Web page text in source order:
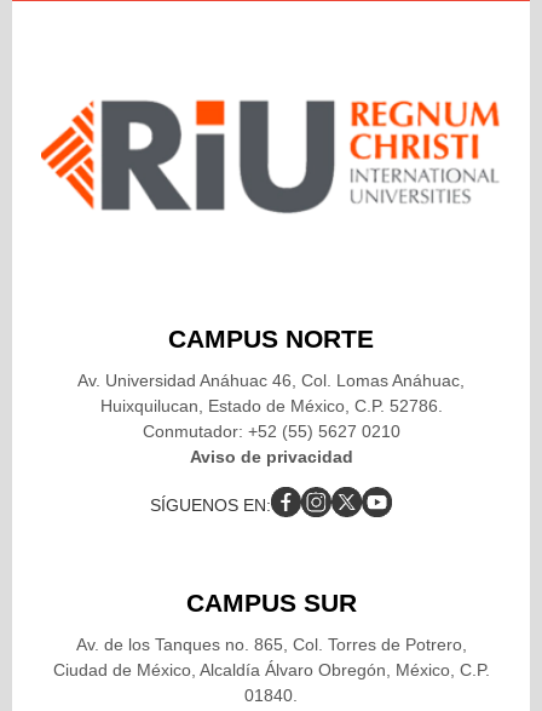
CAMPUS NORTE
Av. Universidad Anáhuac 46, Col. Lomas Anáhuac,
Huixquilucan, Estado de México, C.P. 52786.
Conmutador: +52 (55) 5627 0210
Aviso de privacidad
SÍGUENOS EN:
CAMPUS SUR
Av. de los Tanques no. 865, Col. Torres de Potrero,
Ciudad de México, Alcaldía Álvaro Obregón, México, C.P.
01840.